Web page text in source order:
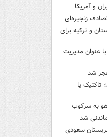
و آمریکا
و ترکیه برای
عنوان مدیریت
شد
تاکتیک یا
به سرکوب
شد
سعودی